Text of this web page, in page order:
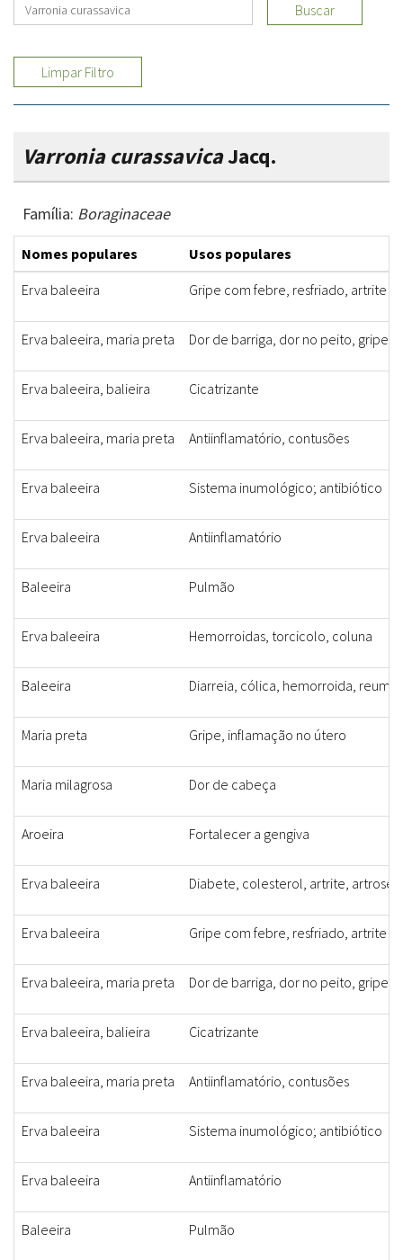
Buscar
Limpar Filtro
Varronia curassavicaJacq.
Família: Boraginaceae
Nomes populares
Usos populares
Erva baleeira
Gripe com febre, resfriado, artrite
Erva baleeira, maria preta Dor de barriga, dor no peito, gripe,
Erva baleeira, balieira Cicatrizante
Erva baleeira, maria preta Antiinflamatório, contusões
Erva baleeira Sistema inumológico; antibiótico
Erva baleeira Antiinflamatório
Baleeira Pulmão
Erva baleeira Hemorroidas, torcicolo, coluna
Baleeira Diarreia, cólica, hemorroida,
Maria preta Gripe, inflamação no útero
Maria milagrosa Dor de cabeça
Aroeira Fortalecer a gengiva
Erva baleeira Diabete, colesterol, artrite, artrose,
Erva baleeira Gripe com febre, resfriado, artrite
Erva baleeira, maria preta Dor de barriga, dor no peito, gripe,
Erva baleeira, balieira Cicatrizante
Erva baleeira, maria preta Antiinflamatório, contusões
Erva baleeira Sistema inumológico; antibiótico
Erva baleeira Antiinflamatório
Baleeira Pulmão